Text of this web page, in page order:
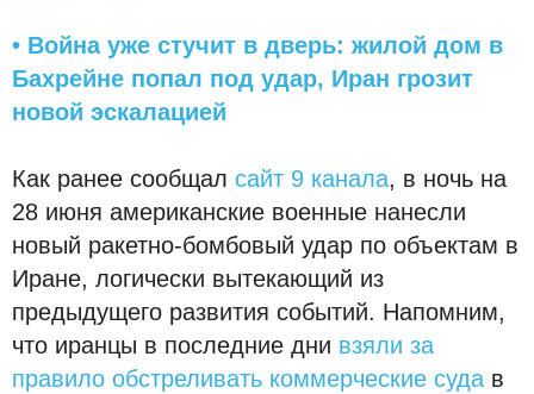
• Война уже стучит в дверь: жилой дом в
Бахрейне попал под удар, Иран грозит
новой эскалацией
Как ранее сообщал сайт 9 канала, в ночь на
28 июня американские военные нанесли
новый ракетно-бомбовый удар по объектам в
Иране, логически вытекающий из
предыдущего развития событий. Напомним,
что иранцы в последние дни взяли за
правило обстреливать коммерческие суда в